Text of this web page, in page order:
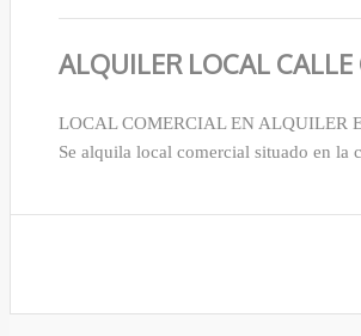
ALQUILER LOCAL CALLE
LOCAL COMERCIAL EN ALQUILER
Se alquila local comercial situado en la